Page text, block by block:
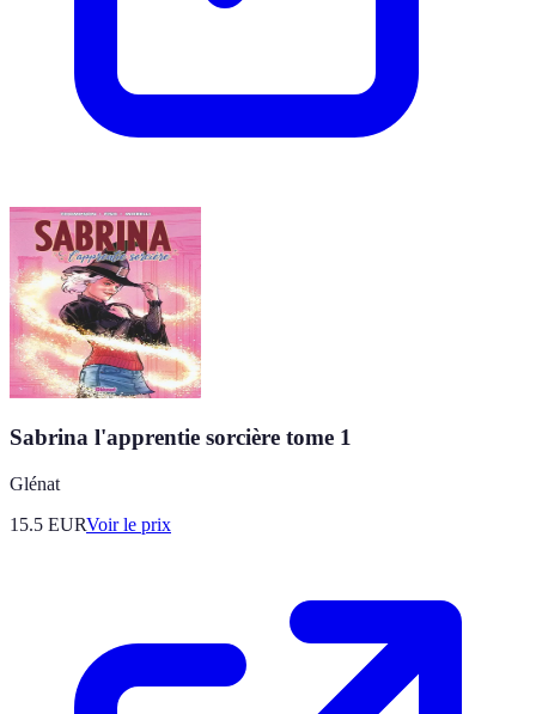
Sabrina l'apprentie sorcière tome 1
Glénat
15.5 EURVoir le prix